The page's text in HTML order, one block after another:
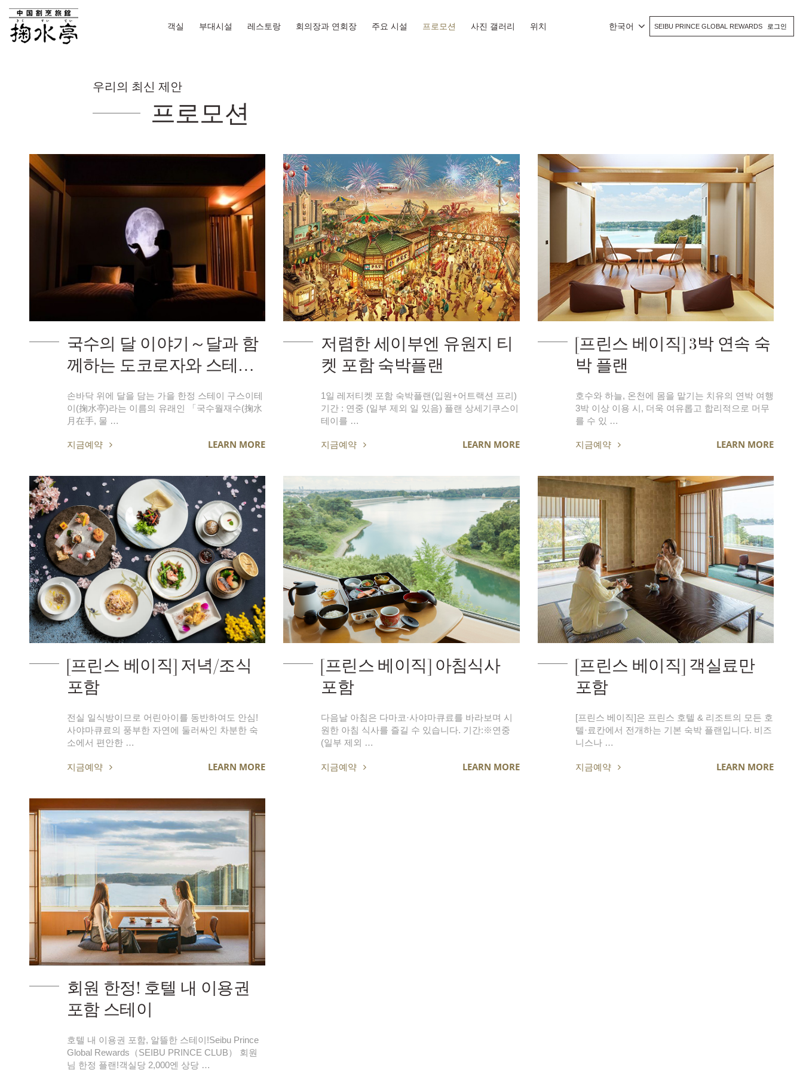
객실 부대시설 레스토랑 회의장과 연회장 주요 시설 프로모션 사진 갤러리 위치 한국어 SEIBU PRINCE GLOBAL REWARDS 로그인
우리의 최신 제안
프로모션
국수의 달 이야기～달과 함
께하는 도코로자와 스테이
～
손바닥 위에 달을 담는 가을 한정 스테이 구스이테
이(掬水亭)라는 이름의 유래인 「국수월재수(掬水
月在手, 물 …
지금예약 LEARN MORE
저렴한 세이부엔 유원지 티
켓 포함 숙박플랜
1일 레저티켓 포함 숙박플랜(입원+어트랙션 프리)
기간 : 연중 (일부 제외 일 있음) 플랜 상세기쿠스이
테이를 …
지금예약 LEARN MORE
[프린스 베이직] 3박 연속 숙
박 플랜
호수와 하늘, 온천에 몸을 맡기는 치유의 연박 여행
3박 이상 이용 시, 더욱 여유롭고 합리적으로 머무
를 수 있 …
지금예약 LEARN MORE
[프린스 베이직] 저녁/조식
포함
전실 일식방이므로 어린아이를 동반하여도 안심!
사야마큐료의 풍부한 자연에 둘러싸인 차분한 숙
소에서 편안한 …
지금예약 LEARN MORE
[프린스 베이직] 아침식사
포함
다음날 아침은 다마코·사야마큐료를 바라보며 시
원한 아침 식사를 즐길 수 있습니다. 기간:※연중
(일부 제외 …
지금예약 LEARN MORE
[프린스 베이직] 객실료만
포함
[프린스 베이직]은 프린스 호텔 & 리조트의 모든 호
텔·료칸에서 전개하는 기본 숙박 플랜입니다. 비즈
니스나 …
지금예약 LEARN MORE
회원 한정! 호텔 내 이용권
포함 스테이
호텔 내 이용권 포함, 알뜰한 스테이!Seibu Prince
Global Rewards（SEIBU PRINCE CLUB） 회원
님 한정 플랜!객실당 2,000엔 상당 …